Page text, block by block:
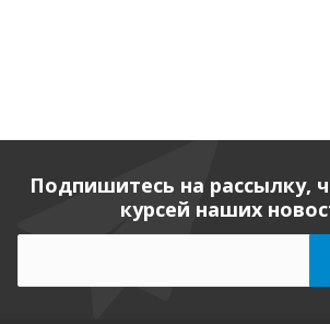
Подпишитесь на рассылку,
курсей наших